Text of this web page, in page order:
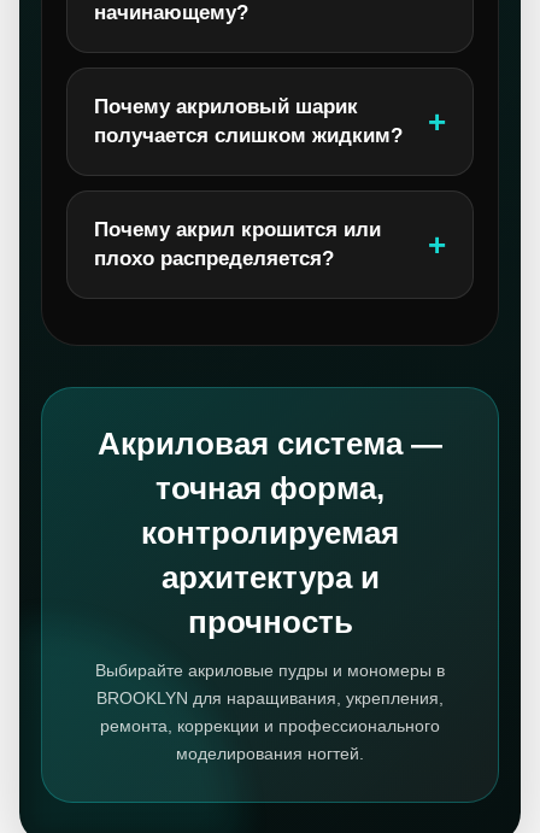
начинающему?
Почему акриловый шарик
получается слишком жидким?
Почему акрил крошится или
плохо распределяется?
Акриловая система —
точная форма,
контролируемая
архитектура и
прочность
Выбирайте акриловые пудры и мономеры в
BROOKLYN для наращивания, укрепления,
ремонта, коррекции и профессионального
моделирования ногтей.